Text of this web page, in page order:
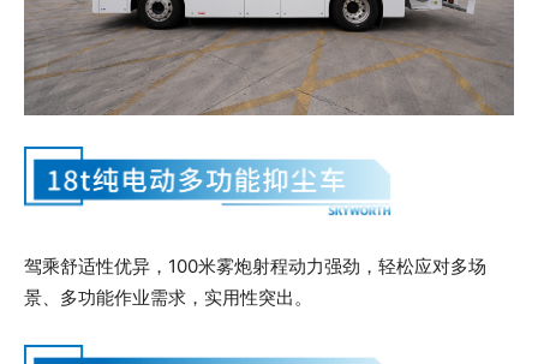
驾乘舒适性优异，100米雾炮射程动力强劲，轻松应对多场
景、多功能作业需求，实用性突出。